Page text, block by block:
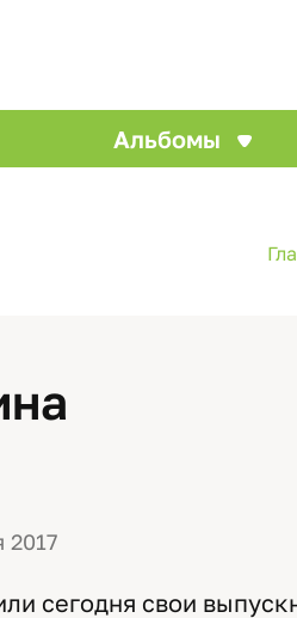
Альбомы
2017
сегодня свои